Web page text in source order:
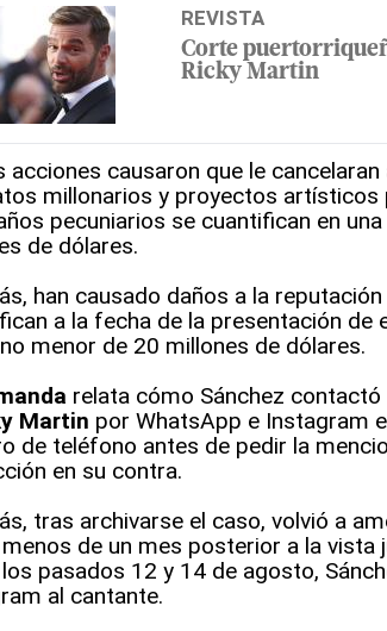
REVISTA
Corte
Ricky Martin
acciones causaron que le
millonarios y proyectos artísticos
pecuniarios se cuantifican en
de dólares.
han causado daños a la
a la fecha de la presentación de
menor de 20 millones de dólares.
relata cómo Sánchez
Martin por WhatsApp e Instagram
de teléfono antes de pedir la
en su contra.
tras archivarse el caso, volvió a
de un mes posterior a la vista
pasados 12 y 14 de agosto,
al cantante.